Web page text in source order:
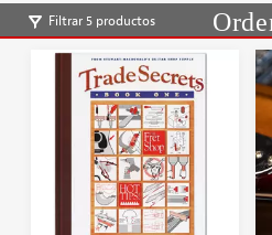
Filtrar 5 productos